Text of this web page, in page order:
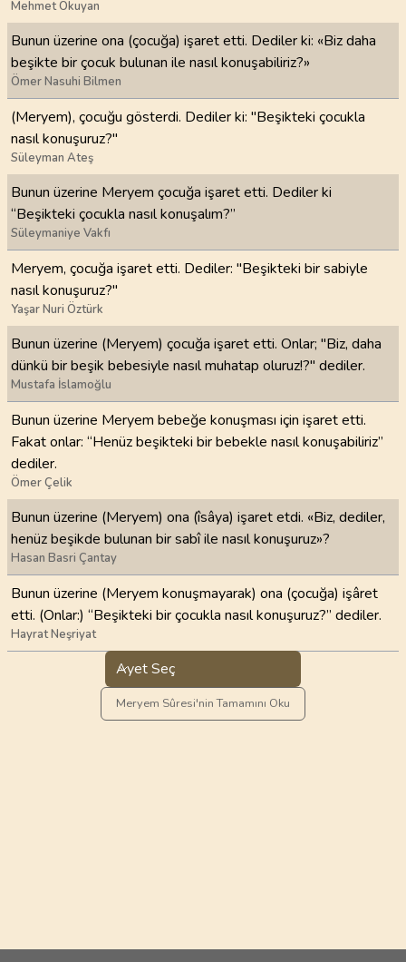
Mehmet Okuyan
Bunun üzerine ona (çocuğa) işaret etti. Dediler ki: «Biz daha
beşikte bir çocuk bulunan ile nasıl konuşabiliriz?»
Ömer Nasuhi Bilmen
(Meryem), çocuğu gösterdi. Dediler ki: "Beşikteki çocukla
nasıl konuşuruz?"
Süleyman Ateş
Bunun üzerine Meryem çocuğa işaret etti. Dediler ki
“Beşikteki çocukla nasıl konuşalım?”
Süleymaniye Vakfı
Meryem, çocuğa işaret etti. Dediler: "Beşikteki bir sabiyle
nasıl konuşuruz?"
Yaşar Nuri Öztürk
Bunun üzerine (Meryem) çocuğa işaret etti. Onlar; "Biz, daha
dünkü bir beşik bebesiyle nasıl muhatap oluruz!?" dediler.
Mustafa İslamoğlu
Bunun üzerine Meryem bebeğe konuşması için işaret etti.
Fakat onlar: “Henüz beşikteki bir bebekle nasıl konuşabiliriz”
dediler.
Ömer Çelik
Bunun üzerine (Meryem) ona (îsâya) işaret etdi. «Biz, dediler,
henüz beşikde bulunan bir sabî ile nasıl konuşuruz»?
Hasan Basri Çantay
Bunun üzerine (Meryem konuşmayarak) ona (çocuğa) işâret
etti. (Onlar:) “Beşikteki bir çocukla nasıl konuşuruz?” dediler.
Hayrat Neşriyat
Ayet Seç
Meryem Sûresi'nin Tamamını Oku